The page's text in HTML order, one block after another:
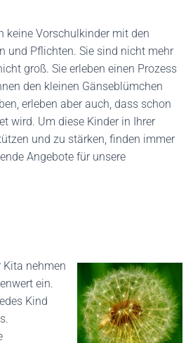
keine Vorschulkinder mit den
und Pflichten. Sie sind nicht mehr
groß. Sie erleben einen Prozess
den kleinen Gänseblümchen
erleben aber auch, dass schon
wird. Um diese Kinder in Ihrer
und zu stärken, finden immer
Angebote für unsere
Kita nehmen
ein.
Kind